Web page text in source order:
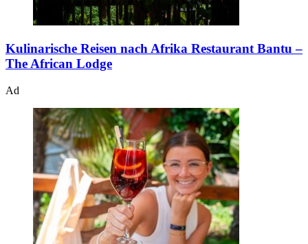
Kulinarische Reisen nach Afrika Restaurant Bantu –
The African Lodge
Ad